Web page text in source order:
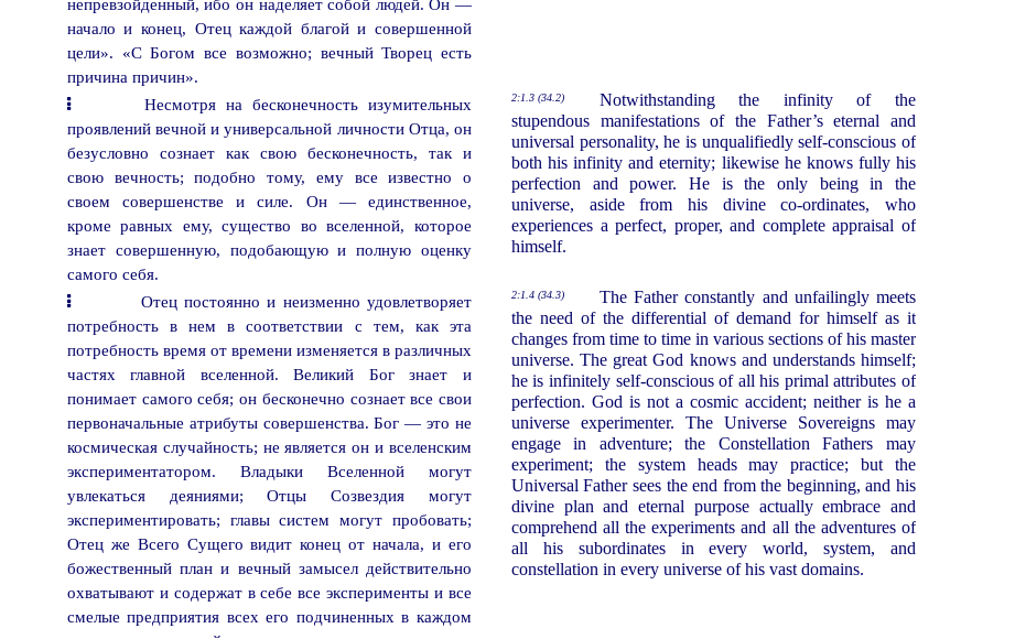
непревзойденный, ибо он наделяет собой людей. Он —
начало и конец, Отец каждой благой и совершенной
цели». «С Богом все возможно; вечный Творец есть
причина причин».
Несмотря на бесконечность изумительных
проявлений вечной и универсальной личности Отца, он
безусловно сознает как свою бесконечность, так и
свою вечность; подобно тому, ему все известно о
своем совершенстве и силе. Он — единственное,
кроме равных ему, существо во вселенной, которое
знает совершенную, подобающую и полную оценку
самого себя.
2:1.3 (34.2)
Notwithstanding the infinity of the
stupendous manifestations of the Father’s eternal and
universal personality, he is unqualifiedly self-conscious of
both his infinity and eternity; likewise he knows fully his
perfection and power. He is the only being in the
universe, aside from his divine co-ordinates, who
experiences a perfect, proper, and complete appraisal of
himself.
Отец постоянно и неизменно удовлетворяет
потребность в нем в соответствии с тем, как эта
потребность время от времени изменяется в различных
частях главной вселенной. Великий Бог знает и
понимает самого себя; он бесконечно сознает все свои
первоначальные атрибуты совершенства. Бог — это не
космическая случайность; не является он и вселенским
экспериментатором. Владыки Вселенной могут
увлекаться деяниями; Отцы Созвездия могут
экспериментировать; главы систем могут пробовать;
Отец же Всего Сущего видит конец от начала, и его
божественный план и вечный замысел действительно
охватывают и содержат в себе все эксперименты и все
смелые предприятия всех его подчиненных в каждом
2:1.4 (34.3)
The Father constantly and unfailingly meets
the need of the differential of demand for himself as it
changes from time to time in various sections of his master
universe. The great God knows and understands himself;
he is infinitely self-conscious of all his primal attributes of
perfection. God is not a cosmic accident; neither is he a
universe experimenter. The Universe Sovereigns may
engage in adventure; the Constellation Fathers may
experiment; the system heads may practice; but the
Universal Father sees the end from the beginning, and his
divine plan and eternal purpose actually embrace and
comprehend all the experiments and all the adventures of
all his subordinates in every world, system, and
constellation in every universe of his vast domains.